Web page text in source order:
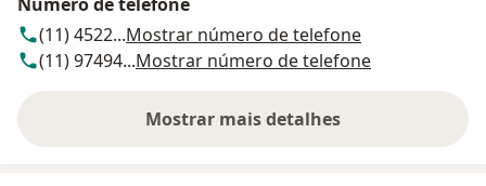
(11) 4522...Mostrar número de telefone
(11) 97494...Mostrar número de telefone
Mostrar mais detalhes
sobre o endereço